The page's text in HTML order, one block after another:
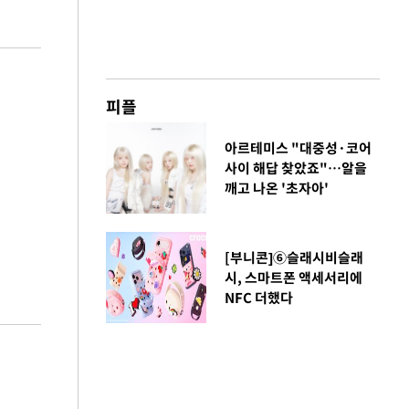
피플
아르테미스 "대중성·코어
사이 해답 찾았죠"…알을
깨고 나온 '초자아'
[부니콘]⑥슬래시비슬래
시, 스마트폰 액세서리에
NFC 더했다